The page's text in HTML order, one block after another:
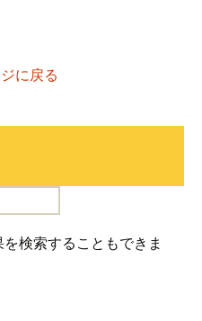
に戻る
検索することもできま